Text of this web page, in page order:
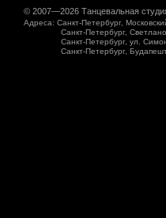
© 2007—2026 Танцевальная
Адреса: Санкт-Петербург,
Санкт-Петербург,
Санкт-Петербург, ул.
Санкт-Петербург,